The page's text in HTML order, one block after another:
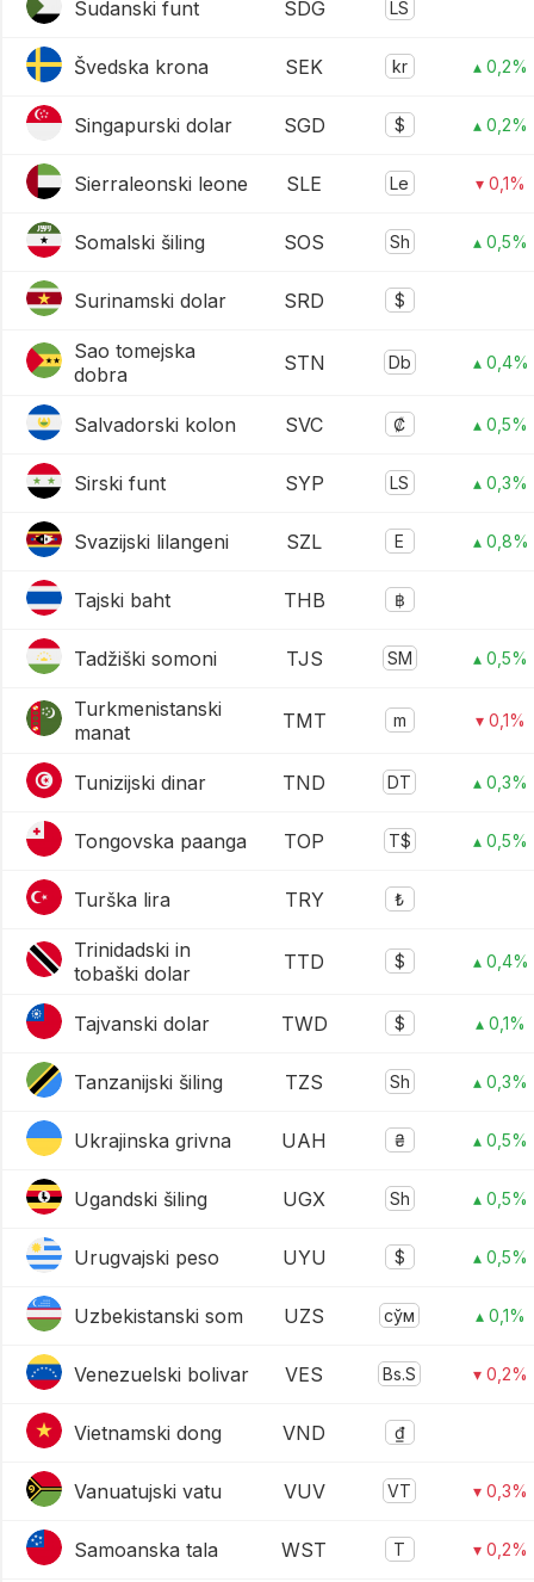
Sudanski funt SDG LS
Švedska krona SEK kr ▴ 0,2%
Singapurski dolar SGD $ ▴ 0,2%
Sierraleonski leone SLE Le ▾ 0,1%
Somalski šiling SOS Sh ▴ 0,5%
Surinamski dolar SRD $
Sao tomejska
dobra
STN Db ▴ 0,4%
Salvadorski kolon SVC ₡ ▴ 0,5%
Sirski funt SYP LS ▴ 0,3%
Svazijski lilangeni SZL E ▴ 0,8%
Tajski baht THB ฿
Tadžiški somoni TJS SM ▴ 0,5%
Turkmenistanski
manat
TMT m ▾ 0,1%
Tunizijski dinar TND DT ▴ 0,3%
Tongovska paanga TOP T$ ▴ 0,5%
Turška lira TRY ₺
Trinidadski in
tobaški dolar
TTD $ ▴ 0,4%
Tajvanski dolar TWD $ ▴ 0,1%
Tanzanijski šiling TZS Sh ▴ 0,3%
Ukrajinska grivna UAH ₴ ▴ 0,5%
Ugandski šiling UGX Sh ▴ 0,5%
Urugvajski peso UYU $ ▴ 0,5%
Uzbekistanski som UZS сўм ▴ 0,1%
Venezuelski bolivar VES Bs.S ▾ 0,2%
Vietnamski dong VND ₫
Vanuatujski vatu VUV VT ▾ 0,3%
Samoanska tala WST T ▾ 0,2%